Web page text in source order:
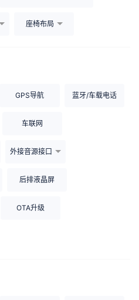
座椅布局
GPS导航 蓝牙/车载电话
车联网
外接音源接口
后排液晶屏
OTA升级